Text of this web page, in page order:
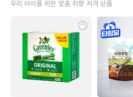
우리 아이를 위한 맞춤 취향 저격 상품